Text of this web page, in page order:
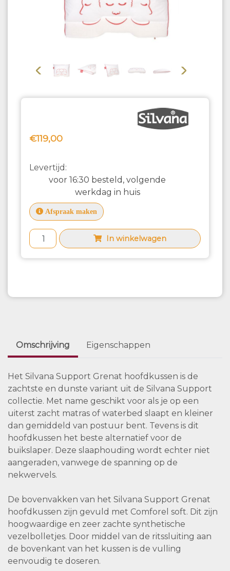
Vorige Volgende
€119,00
Levertijd:
voor 16:30 besteld, volgende
werkdag in huis
Afspraak maken
In winkelwagen
Omschrijving Eigenschappen
Het Silvana Support Grenat hoofdkussen is de
zachtste en dunste variant uit de Silvana Support
collectie. Met name geschikt voor als je op een
uiterst zacht matras of waterbed slaapt en kleiner
dan gemiddeld van postuur bent. Tevens is dit
hoofdkussen het beste alternatief voor de
buikslaper. Deze slaaphouding wordt echter niet
aangeraden, vanwege de spanning op de
nekwervels.
De bovenvakken van het Silvana Support Grenat
hoofdkussen zijn gevuld met Comforel soft. Dit zijn
hoogwaardige en zeer zachte synthetische
vezelbolletjes. Door middel van de ritssluiting aan
de bovenkant van het kussen is de vulling
eenvoudig te doseren.